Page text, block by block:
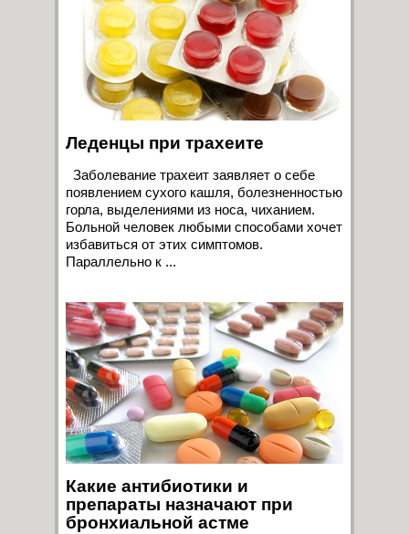
Леденцы при трахеите
Заболевание трахеит заявляет о себе
появлением сухого кашля, болезненностью
горла, выделениями из носа, чиханием.
Больной человек любыми способами хочет
избавиться от этих симптомов.
Параллельно к ...
Какие антибиотики и
препараты назначают при
бронхиальной астме